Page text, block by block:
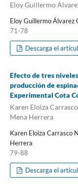
Eloy Guillermo
Eloy Guillermo Álvarez
71-78
Descarga el
Efecto de tres
producción de
Experimental Cota
Karen Eloiza
Mena Herrera
Karen Eloiza Carrasco
Herrera
79-88
Descarga el